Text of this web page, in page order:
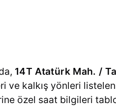
14T Atatürk Mah. /
ve kalkış yönleri
özel saat bilgileri